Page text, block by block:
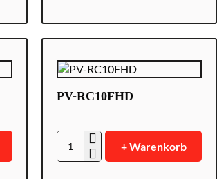
PV-RC10FHD
PV-
+ Warenkorb